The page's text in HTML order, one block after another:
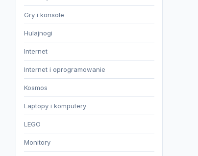
Gry i konsole
Hulajnogi
Internet
Internet i oprogramowanie
Kosmos
Laptopy i komputery
LEGO
Monitory